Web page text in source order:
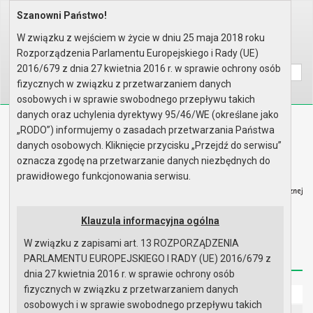
Home Prawo lokalne
Wyszukaj na stronie:
A AA
Biuletyn Informacji Publicznej
Urząd Miasta i Gminy w Gryfinie
Redakcja Instrukcja korzystania Dostępność
Strona główna
Szanowni Państwo!
W związku z wejściem w życie w dniu 25 maja 2018 roku
Rozporządzenia Parlamentu Europejskiego i Rady (UE)
2016/679 z dnia 27 kwietnia 2016 r. w sprawie ochrony osób
fizycznych w związku z przetwarzaniem danych
osobowych i w sprawie swobodnego przepływu takich
danych oraz uchylenia dyrektywy 95/46/WE (określane jako
„RODO”) informujemy o zasadach przetwarzania Państwa
danych osobowych. Kliknięcie przycisku „Przejdź do serwisu”
oznacza zgodę na przetwarzanie danych niezbędnych do
prawidłowego funkcjonowania serwisu.
Klauzula informacyjna ogólna
W związku z zapisami art. 13 ROZPORZĄDZENIA
PARLAMENTU EUROPEJSKIEGO I RADY (UE) 2016/679 z
dnia 27 kwietnia 2016 r. w sprawie ochrony osób
fizycznych w związku z przetwarzaniem danych
osobowych i w sprawie swobodnego przepływu takich